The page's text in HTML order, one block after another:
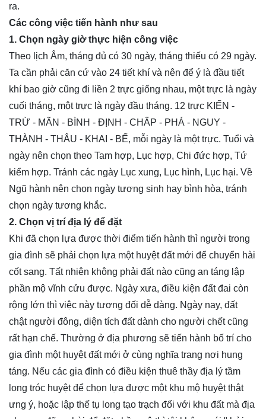
ra.
Các công việc tiến hành như sau
1. Chọn ngày giờ thực hiện công việc
Theo lịch Âm, tháng đủ có 30 ngày, tháng thiếu có 29 ngày.
Ta cần phải căn cứ vào 24 tiết khí và nên để ý là đầu tiết
khí bao giờ cũng đi liền 2 trực giống nhau, một trực là ngày
cuối tháng, một trực là ngày đầu tháng. 12 trực KIẾN -
TRỪ - MÃN - BÌNH - ĐỊNH - CHẤP - PHÁ - NGUY -
THÀNH - THÂU - KHAI - BẾ, mỗi ngày là một trực. Tuổi và
ngày nên chọn theo Tam hợp, Lục hợp, Chi đức hợp, Tứ
kiểm hợp. Tránh các ngày Lục xung, Lục hình, Lục hại. Về
Ngũ hành nên chọn ngày tương sinh hay bình hòa, tránh
chọn ngày tương khắc.
2. Chọn vị trí địa lý để đặt
Khi đã chọn lựa được thời điểm tiến hành thì người trong
gia đình sẽ phải chọn lựa một huyệt đất mới để chuyển hài
cốt sang. Tất nhiên không phải đất nào cũng an táng lập
phần mộ vĩnh cửu được. Ngày xưa, điều kiện đất đai còn
rộng lớn thì việc này tương đối dễ dàng. Ngày nay, đất
chật người đông, diện tích đất dành cho người chết cũng
rất hạn chế. Thường ở địa phương sẽ tiến hành bố trí cho
gia đình một huyệt đất mới ở cùng nghĩa trang nơi hung
táng. Nếu các gia đình có điều kiện thuê thầy địa lý tầm
long tróc huyệt để chọn lựa được một khu mộ huyệt thật
ưng ý, hoặc lập thế tụ long tạo trạch đối với khu đất mà địa